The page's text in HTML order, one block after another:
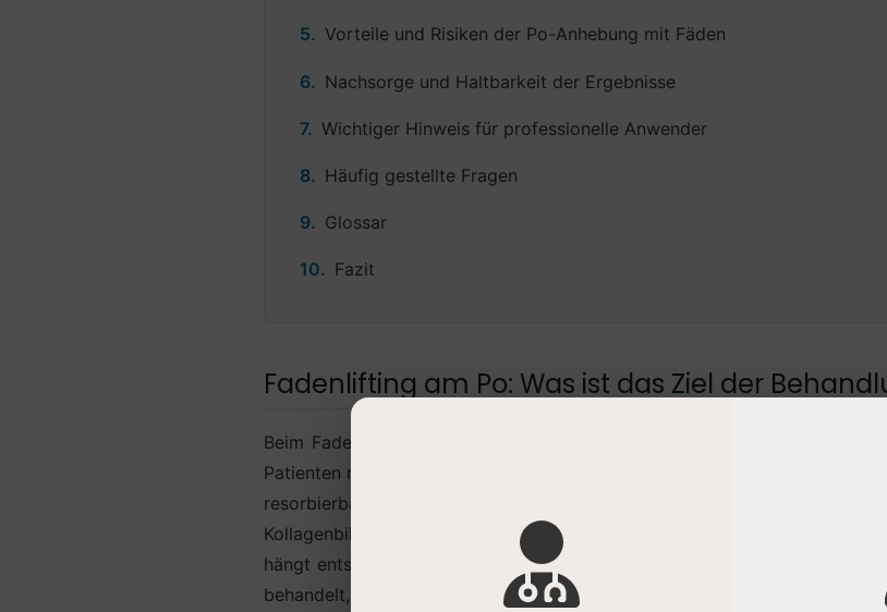
Vorteile und Risiken der Po-Anhebung mit Fäden
Nachsorge und Haltbarkeit der Ergebnisse
Wichtiger Hinweis für professionelle Anwender
Häufig gestellte Fragen
Glossar
Fazit
Fadenlifting am Po: Was ist das Ziel der
Beim Fadenlifting am Gesäß geht es um Straffung und Kontur, nicht um
Patienten mit leichter bis mittlerer Erschlaffung, die keinen chirurgischen
resorbierbarer Zugfäden wird das Gewebe mechanisch angehoben.
Kollagenbildung an, was mittelfristig die Hautfestigkeit verbessert. In
hängt entscheidend von der richtigen Patientenselektion ab. Wer zu viel
behandelt, riskiert Unzufriedenheit.